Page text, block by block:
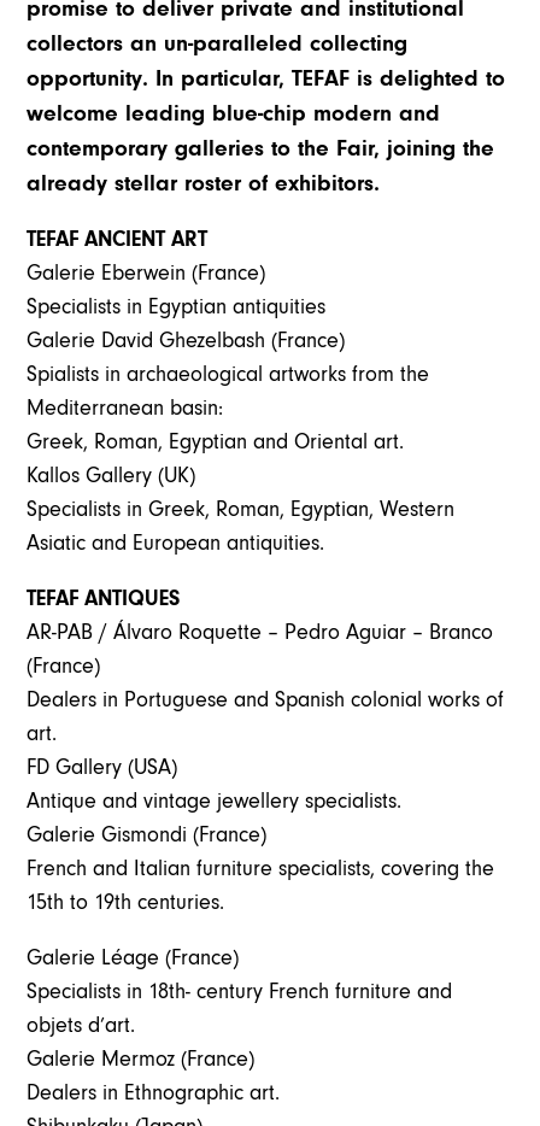
promise to deliver private and institutional
collectors an un-paralleled collecting
opportunity. In particular, TEFAF is delighted to
welcome leading blue-chip modern and
contemporary galleries to the Fair, joining the
already stellar roster of exhibitors.
TEFAF ANCIENT ART
Galerie Eberwein (France)
Specialists in Egyptian antiquities
Galerie David Ghezelbash (France)
Spialists in archaeological artworks from the
Mediterranean basin:
Greek, Roman, Egyptian and Oriental art.
Kallos Gallery (UK)
Specialists in Greek, Roman, Egyptian, Western
Asiatic and European antiquities.
TEFAF ANTIQUES
AR-PAB / Álvaro Roquette – Pedro Aguiar – Branco
(France)
Dealers in Portuguese and Spanish colonial works of
art.
FD Gallery (USA)
Antique and vintage jewellery specialists.
Galerie Gismondi (France)
French and Italian furniture specialists, covering the
15th to 19th centuries.
Galerie Léage (France)
Specialists in 18th- century French furniture and
objets d’art.
Galerie Mermoz (France)
Dealers in Ethnographic art.